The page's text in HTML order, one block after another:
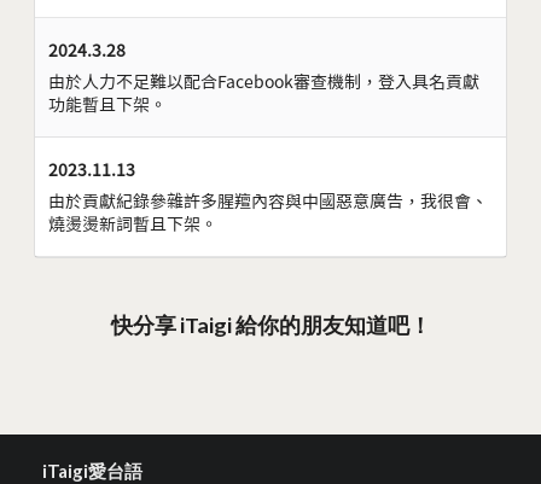
2024.3.28
由於人力不足難以配合Facebook審查機制，登入具名貢獻
功能暫且下架。
2023.11.13
由於貢獻紀錄參雜許多腥羶內容與中國惡意廣告，我很會、
燒燙燙新詞暫且下架。
快分享 iTaigi 給你的朋友知道吧！
iTaigi愛台語